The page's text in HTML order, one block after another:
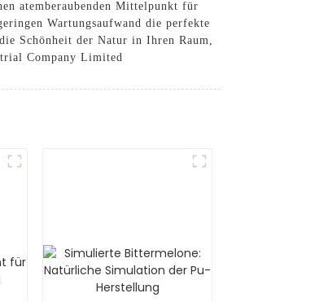
atemberaubenden Mittelpunkt für
Wartungsaufwand die perfekte
Schönheit der Natur in Ihren Raum,
Company Limited